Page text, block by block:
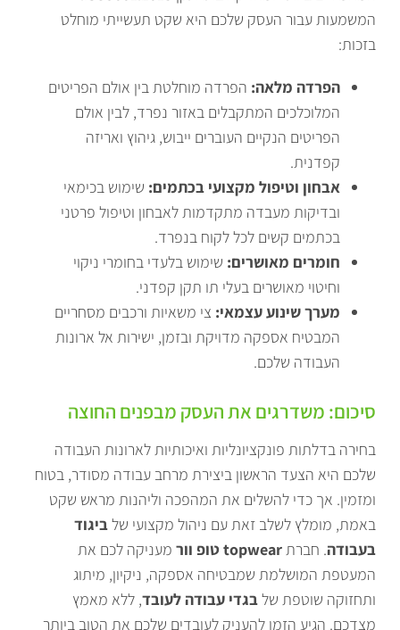
המשמעות עבור העסק שלכם היא שקט תעשייתי מוחלט
בזכות:
הפרדה מלאה: הפרדה מוחלטת בין אולם הפריטים
המלוכלכים המתקבלים באזור נפרד, לבין אולם
הפריטים הנקיים העוברים ייבוש, גיהוץ ואריזה
קפדנית.
אבחון וטיפול מקצועי בכתמים: שימוש בכימאי
ובדיקות מעבדה מתקדמות לאבחון וטיפול פרטני
בכתמים קשים לכל לקוח בנפרד.
חומרים מאושרים: שימוש בלעדי בחומרי ניקוי
וחיטוי מאושרים בעלי תו תקן קפדני.
מערך שינוע עצמאי: צי משאיות ורכבים מסחריים
המבטיח אספקה מדויקת ובזמן, ישירות אל ארונות
העבודה שלכם.
סיכום: משדרגים את העסק מבפנים החוצה
בחירה בדלתות פונקציונליות ואיכותיות לארונות העבודה
שלכם היא הצעד הראשון ביצירת מרחב עבודה מסודר, בטוח
ומזמין. אך כדי להשלים את המהפכה וליהנות מראש שקט
באמת, מומלץ לשלב זאת עם ניהול מקצועי שלביגוד
בעבודה. חברתtopwear טופ וור
מעניקה לכם את
המעטפת המושלמת שמבטיחה אספקה, ניקיון, מיתוג
ותחזוקה שוטפת שלבגדי עבודה לעובד, ללא מאמץ
מצדכם. הגיע הזמן להעניק לעובדים שלכם את הטוב ביותר